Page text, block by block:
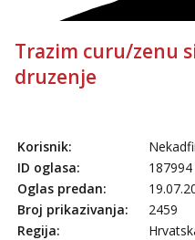
Trazim curu/zenu
druzenje
Korisnik:
ID oglasa:
187994
Oglas predan:
Broj prikazivanja:
2459
Regija: